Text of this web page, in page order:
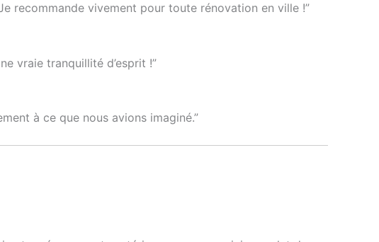
recommande vivement pour toute rénovation en ville !”
vraie tranquillité d’esprit !”
à ce que nous avions imaginé.”